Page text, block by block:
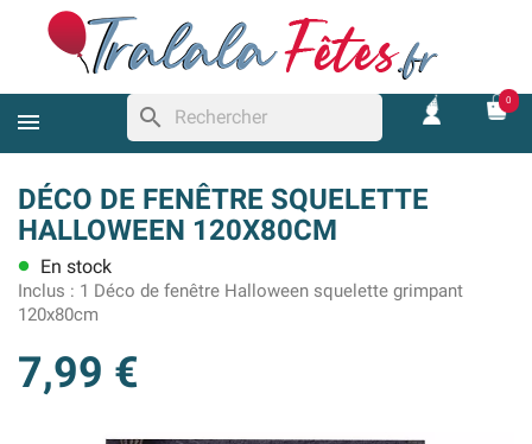
search
0
DÉCO DE FENÊTRE SQUELETTE
HALLOWEEN 120X80CM
lens En stock
Inclus : 1 Déco de fenêtre Halloween squelette grimpant
120x80cm
7,99 €